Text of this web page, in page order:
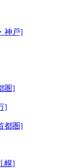
神戸]
圏]
]
都圏]
幌]